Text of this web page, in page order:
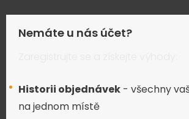
Nemáte u nás účet?
Historii objednávek - všechny
na jednom místě